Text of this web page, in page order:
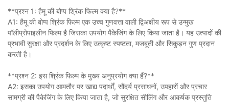
**प्रश्न 1: हैमू की बोप्प श्रिंक फिल्म क्या है?**
A1: हैमू की बोप्प श्रिंक फिल्म एक उच्च गुणवत्ता वाली द्विअक्षीय रूप से उन्मुख
पॉलीप्रोपाइलीन फिल्म है जिसका उपयोग पैकेजिंग के लिए किया जाता है। यह उत्पादों की
प्रभावी सुरक्षा और प्रदर्शन के लिए उत्कृष्ट स्पष्टता, मजबूती और सिकुड़न गुण प्रदान
करती है।
**प्रश्न 2: इस श्रिंक फिल्म के मुख्य अनुप्रयोग क्या हैं?**
A2: इसका उपयोग आमतौर पर खाद्य पदार्थों, सौंदर्य प्रसाधनों, उपहारों और प्रचार
सामग्री की पैकेजिंग के लिए किया जाता है, जो सुरक्षित सीलिंग और आकर्षक प्रस्तुति